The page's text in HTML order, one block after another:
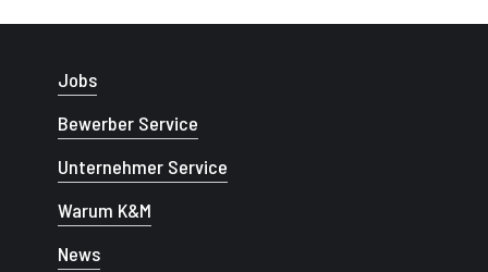
Jobs
Bewerber Service
Unternehmer Service
Warum K&M
News